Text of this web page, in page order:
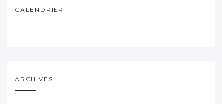
CALENDRIER
ARCHIVES